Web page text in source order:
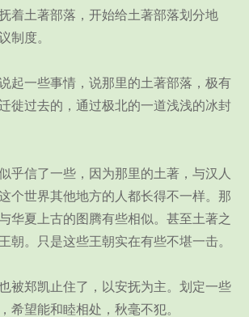
着土著部落，开始给土著部落划分地
制度。
起一些事情，说那里的土著部落，极有
徙过去的，通过极北的一道浅浅的冰封
乎信了一些，因为那里的土著，与汉人
个世界其他地方的人都长得不一样。那
华夏上古的图腾有些相似。甚至土著之
朝。只是这些王朝实在有些不堪一击。
被郑凯止住了，以安抚为主。划定一些
希望能和睦相处，秋毫不犯。